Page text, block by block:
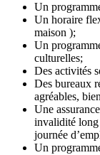
Un
Un horaire
maison );
Un
culturelles;
Des activités
Des bureaux
agréables,
Une
invalidité long
journée
Un